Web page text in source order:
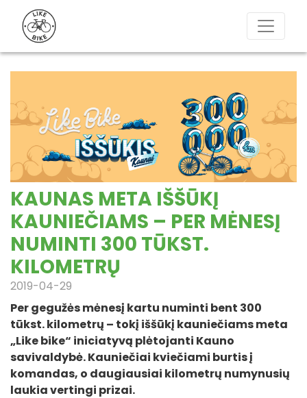
KAUNAS META IŠŠŪKĮ
KAUNIEČIAMS – PER MĖNESĮ
NUMINTI 300 TŪKST.
KILOMETRŲ
2019-04-29
Per gegužės mėnesį kartu numinti bent 300
tūkst. kilometrų – tokį iššūkį kauniečiams meta
„Like bike“ iniciatyvą plėtojanti Kauno
savivaldybė. Kauniečiai kviečiami burtis į
komandas, o daugiausiai kilometrų numynusių
laukia vertingi prizai.